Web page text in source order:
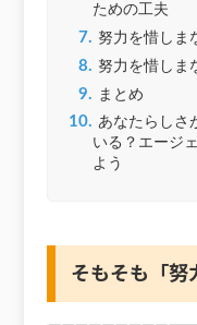
ための工夫
7. 努力を惜しま
8. 努力を惜しま
9. まとめ
10. あなたらしさ
いる？エージ
よう
そもそも「努